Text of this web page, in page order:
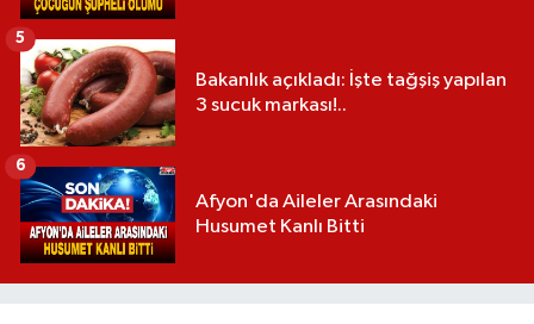
Bakanlık açıkladı: İşte tağşiş yapılan
3 sucuk markası!..
5
Afyon'da Aileler Arasındaki
Husumet Kanlı Bitti
6